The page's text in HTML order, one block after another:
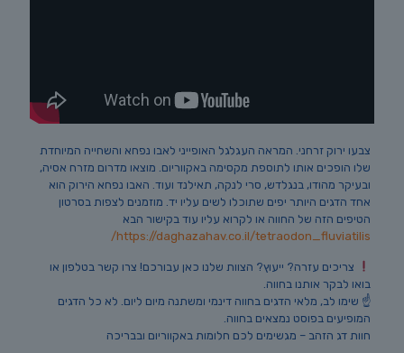
צבעו ירוק זרחני. המראה העגלגל האופייני לאבו נפחא והשחייה המיוחדת
שלו הופכים אותו לתוספת מקסימה באקווריום. מוצאו מדרום מזרח אסיה,
ובעיקר מהודו, בנגלדש, סרי לנקה, תאילנד ועוד. האבו נפחא הירוק הוא
אחד הדגים היותר יפים שתוכלו לשים עליו יד. מוזמנים לצפות בסרטון
הטיפים הזה של החווה או לקרוא עליו עוד בקישור הבא
https://daghazahav.co.il/tetraodon_fluviatilis/
צריכים עזרה? ייעוץ? הצוות שלנו כאן עבורכם! צרו קשר בטלפון או
בואו לבקר אותנו בחווה.
☝️ שימו לב, מלאי הדגים בחווה דינמי ומשתנה מיום ליום. לא כל הדגים
המופיעים בפוסט נמצאים בחווה.
חוות דג הזהב – מגשימים לכם חלומות באקווריום ובבריכה